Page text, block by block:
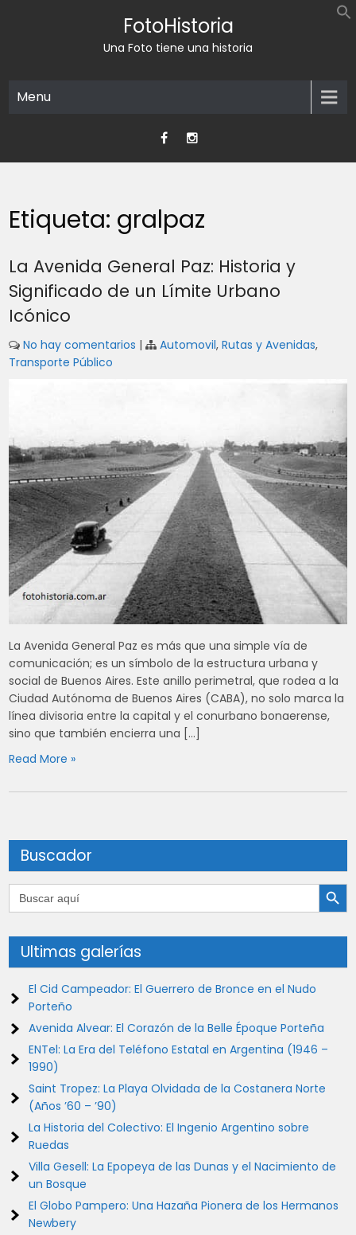
FotoHistoria
Una Foto tiene una historia
Menu
Etiqueta: gralpaz
La Avenida General Paz: Historia y
Significado de un Límite Urbano
Icónico
No hay comentarios | Automovil,Rutas y Avenidas,
Transporte Público
La Avenida General Paz es más que una simple vía de
comunicación; es un símbolo de la estructura urbana y
social de Buenos Aires. Este anillo perimetral, que rodea a la
Ciudad Autónoma de Buenos Aires (CABA), no solo marca la
línea divisoria entre la capital y el conurbano bonaerense,
sino que también encierra una […]
Read More »
Buscador
Buscar: Botón de
Ultimas galerías
El Cid Campeador: El Guerrero de Bronce en el Nudo
Porteño
Avenida Alvear: El Corazón de la Belle Époque Porteña
ENTel: La Era del Teléfono Estatal en Argentina (1946 –
1990)
Saint Tropez: La Playa Olvidada de la Costanera Norte
(Años ’60 – ’90)
La Historia del Colectivo: El Ingenio Argentino sobre
Ruedas
Villa Gesell: La Epopeya de las Dunas y el Nacimiento de
un Bosque
El Globo Pampero: Una Hazaña Pionera de los Hermanos
Newbery